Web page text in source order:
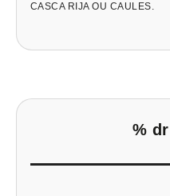
CASCA RIJA OU CAULES.
%